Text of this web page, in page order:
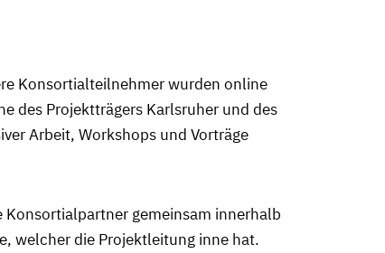
Konsortialteilnehmer wurden online
des Projektträgers Karlsruher und des
Arbeit, Workshops und Vorträge
Konsortialpartner gemeinsam innerhalb
welcher die Projektleitung inne hat.